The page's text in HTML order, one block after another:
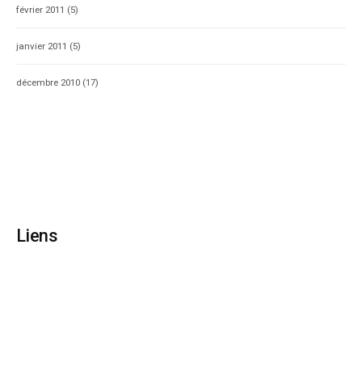
février 2011 (5)
janvier 2011 (5)
décembre 2010 (17)
Liens